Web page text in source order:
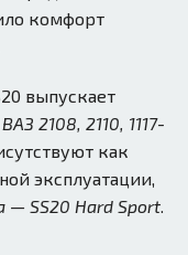
комфорт
выпускает
2108, 2110, 1117-
как
эксплуатации,
SS20 Hard Sport.